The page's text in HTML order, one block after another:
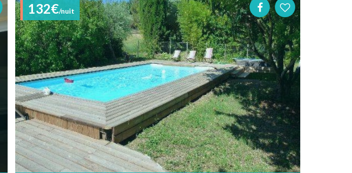
132€/nuit